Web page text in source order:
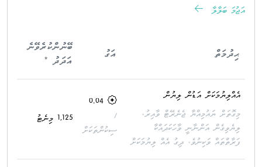
އަޖުމަ ބަލާލާ
ޙިދުމަތް އަގު
ބޭނުންކުރެވޭނެ
އަދަދު *
އެއްލިޔުމަކަށް އަޑުން ލިޔުން
މިގޮތަށް ޔައުމިއްޔާ ޖެނެރޭޓް ވާއިރު،
ލިޔެވިގެން އަންނާނީ ވާހަކަދައްކާ
ފަރާތްތައް ވަކިނުވެ، ދިގު އެއް ލިޔުމަކަށް
/
ސިކުންތަކަށް
1,125 މިނެޓު